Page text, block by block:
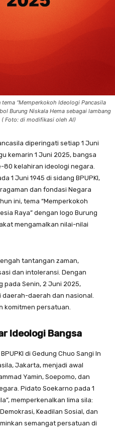
“Memperkokoh Ideologi Pancasila
Burung Niskala Hema sebagai lambang
( Foto: di modifikasi oleh AI)
diperingati setiap 1 Juni
kemarin 1 Juni 2025, bangsa
80 kelahiran ideologi negara.
1 Juni 1945 di sidang BPUPKI,
dan fondasi Negara
ini, tema “Memperkokoh
Raya” dengan logo Burung
mengamalkan nilai-nilai
tantangan zaman,
dan intoleransi. Dengan
pada Senin, 2 Juni 2025,
daerah dan nasional.
komitmen persatuan.
Ideologi Bangsa
di Gedung Chuo Sangi In
Jakarta, menjadi awal
Yamin, Soepomo, dan
Pidato Soekarno pada 1
memperkenalkan lima sila:
Keadilan Sosial, dan
semangat persatuan di